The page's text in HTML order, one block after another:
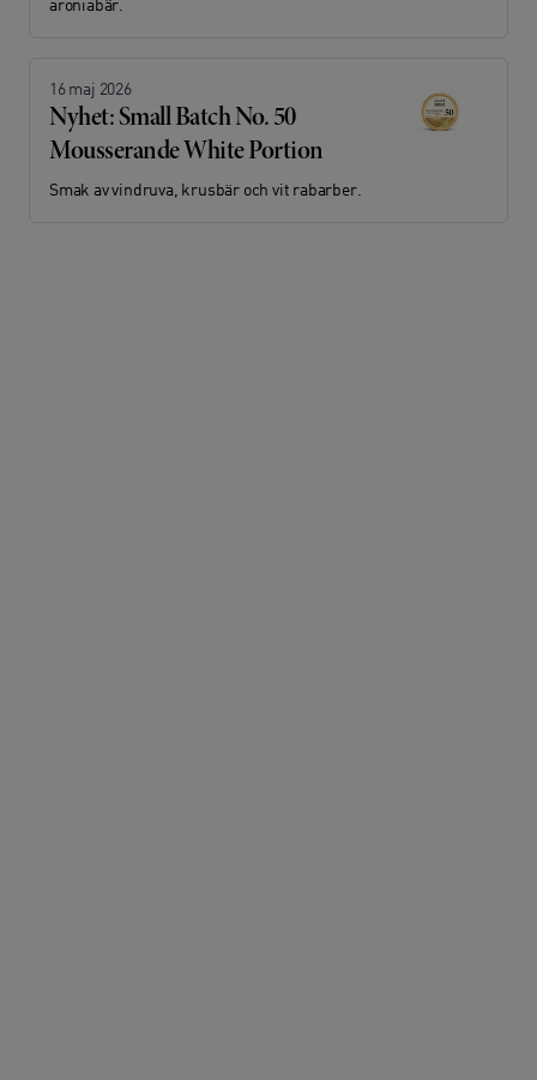
aroniabär.
16 maj 2026
Nyhet: Small Batch No. 50
Mousserande White Portion
Smak av vindruva, krusbär och vit rabarber.